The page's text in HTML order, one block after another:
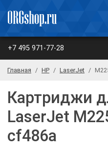
+7 495 971-77-28
Главная HP LaserJet
Картриджи
LaserJet
cf486a